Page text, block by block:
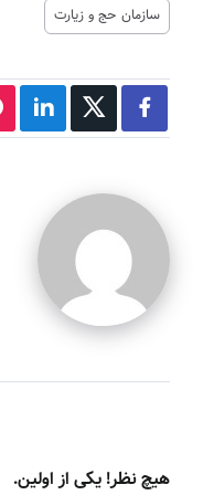
سازمان حج و زیارت
هیچ نظر! یکی از اولین.